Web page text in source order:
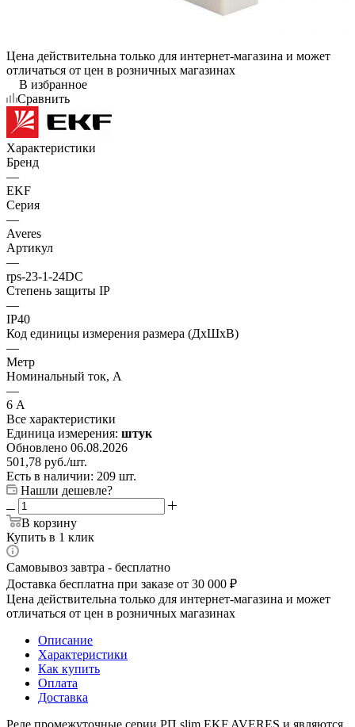
Цена действительна только для интернет-магазина и может
отличаться от цен в розничных магазинах
В избранное
Сравнить
Характеристики
Бренд
—
EKF
Серия
—
Averes
Артикул
—
rps-23-1-24DC
Степень защиты IP
—
IP40
Код единицы измерения размера (ДхШхВ)
—
Метр
Номинальный ток, А
—
6 А
Все характеристики
Единица измерения: штук
Обновлено 06.08.2026
501,78 руб./шт.
Есть в наличии: 209 шт.
Нашли дешевле?
В корзину
Купить в 1 клик
Самовывоз завтра - бесплатно
Доставка бесплатна при заказе от 30 000 ₽
Цена действительна только для интернет-магазина и может
отличаться от цен в розничных магазинах
Описание
Характеристики
Как купить
Оплата
Доставка
Реле промежуточные серии РП slim EKF AVERES и являются